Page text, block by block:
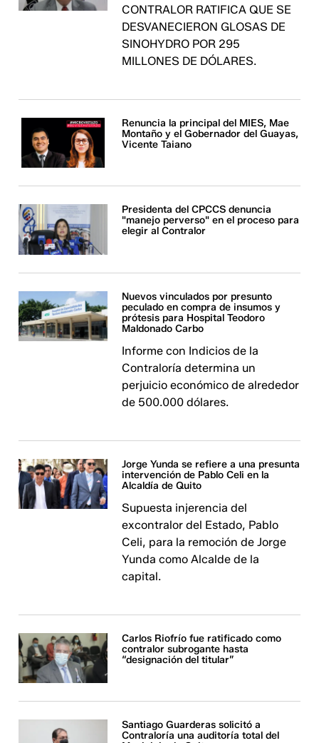
CONTRALOR RATIFICA QUE SE
DESVANECIERON GLOSAS DE
SINOHYDRO POR 295
MILLONES DE DÓLARES.
Renuncia la principal del MIES, Mae
Montaño y el Gobernador del Guayas,
Vicente Taiano
Presidenta del CPCCS denuncia
"manejo perverso" en el proceso para
elegir al Contralor
Nuevos vinculados por presunto
peculado en compra de insumos y
prótesis para Hospital Teodoro
Maldonado Carbo
Informe con Indicios de la
Contraloría determina un
perjuicio económico de alrededor
de 500.000 dólares.
Jorge Yunda se refiere a una presunta
intervención de Pablo Celi en la
Alcaldía de Quito
Supuesta injerencia del
excontralor del Estado, Pablo
Celi, para la remoción de Jorge
Yunda como Alcalde de la
capital.
Carlos Riofrío fue ratificado como
contralor subrogante hasta
“designación del titular”
Santiago Guarderas solicitó a
Contraloría una auditoría total del